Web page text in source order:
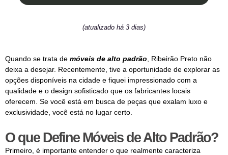
(atualizado há 3 dias)
Quando se trata de móveis de alto padrão , Ribeirão Preto não
deixa a desejar. Recentemente, tive a oportunidade de explorar as
opções disponíveis na cidade e fiquei impressionado com a
qualidade e o design sofisticado que os fabricantes locais
oferecem. Se você está em busca de peças que exalam luxo e
exclusividade, você está no lugar certo.
O que Define Móveis de Alto Padrão?
Primeiro, é importante entender o que realmente caracteriza